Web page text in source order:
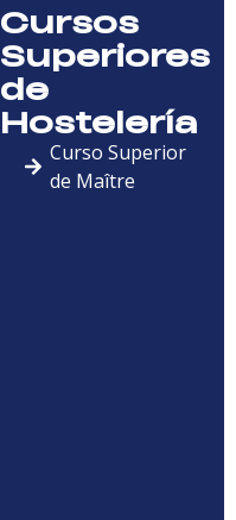
Cursos
Superiores
de
Hostelería
Curso Superior
de Maître